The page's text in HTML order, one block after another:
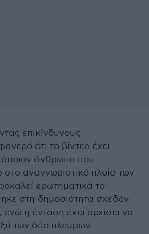
επικίνδυνους
ότι το βίντεο έχει
άνθρωπο που
αναγνωριστικό πλοίο των
ερωτηματικά το
στη δημοσιότητα σχεδόν
η ένταση έχει αρχίσει να
των δύο πλευρών.